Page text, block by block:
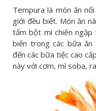
Tempura là món ăn
giới đều biết. Món ăn
tẩm bột mì chiên ngập
biến trong các bữa
đến các bữa tiệc cao
này với cơm, mì soba,